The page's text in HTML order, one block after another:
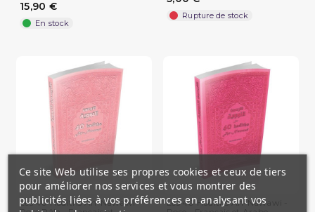
15,90 €
En stock
Rupture de stock
Les 40 Hadiths An-Nawawi -
Les 40 Hadiths An-Nawawi -
Ce site Web utilise ses propres cookies et ceux de tiers
pour améliorer nos services et vous montrer des
publicités liées à vos préférences en analysant vos